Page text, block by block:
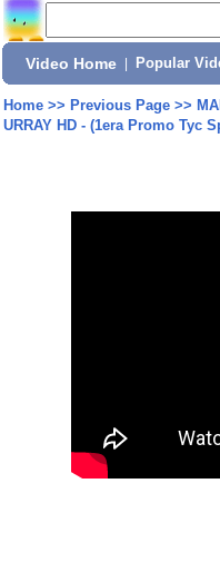
Video Home Popular
Home>> Previous Page>>
URRAY HD - (1era Promo Tyc